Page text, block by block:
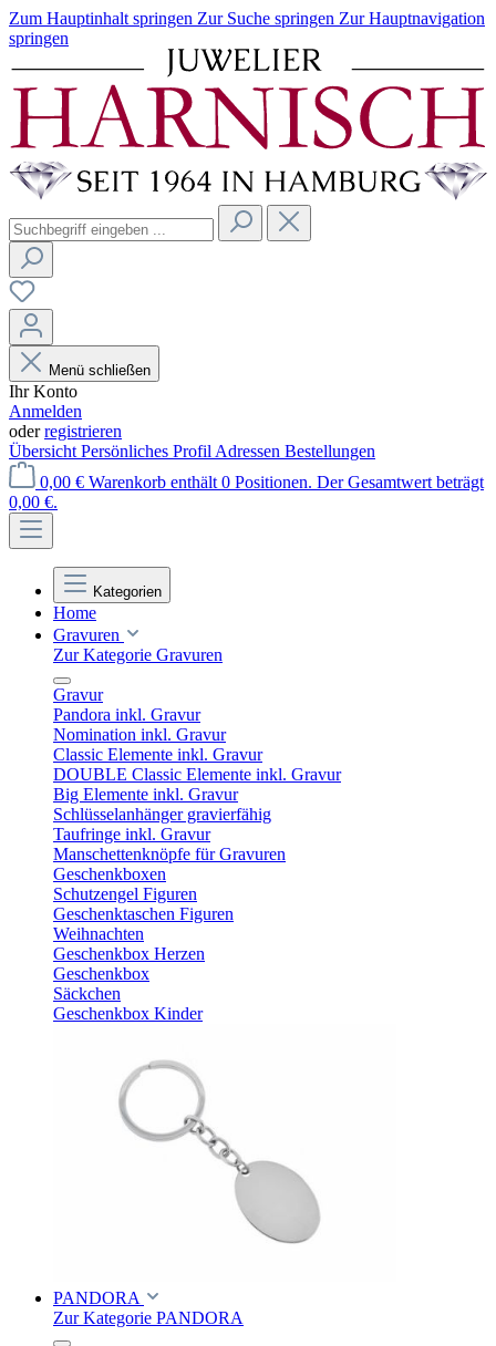
Zum Hauptinhalt springen Zur Suche springen Zur Hauptnavigation
springen
Menü schließen
Ihr Konto
Anmelden
oderregistrieren
Übersicht Persönliches Profil Adressen Bestellungen
0,00 € Warenkorb enthält 0 Positionen. Der Gesamtwert beträgt
0,00 €.
Kategorien
Home
Gravuren
Zur Kategorie Gravuren
Gravur
Pandora inkl. Gravur
Nomination inkl. Gravur
Classic Elemente inkl. Gravur
DOUBLE Classic Elemente inkl. Gravur
Big Elemente inkl. Gravur
Schlüsselanhänger gravierfähig
Taufringe inkl. Gravur
Manschettenknöpfe für Gravuren
Geschenkboxen
Schutzengel Figuren
Geschenktaschen Figuren
Weihnachten
Geschenkbox Herzen
Geschenkbox
Säckchen
Geschenkbox Kinder
PANDORA
Zur Kategorie PANDORA